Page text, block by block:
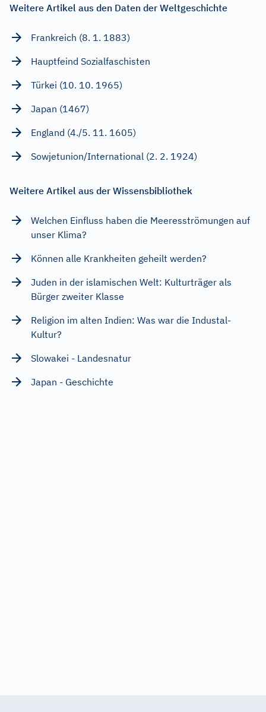
Weitere Artikel aus den Daten der Weltgeschichte
Frankreich (8. 1. 1883)
Hauptfeind Sozialfaschisten
Türkei (10. 10. 1965)
Japan (1467)
England (4./5. 11. 1605)
Sowjetunion/International (2. 2. 1924)
Weitere Artikel aus der Wissensbibliothek
Welchen Einfluss haben die Meeresströmungen auf
unser Klima?
Können alle Krankheiten geheilt werden?
Juden in der islamischen Welt: Kulturträger als
Bürger zweiter Klasse
Religion im alten Indien: Was war die Industal-
Kultur?
Slowakei - Landesnatur
Japan - Geschichte